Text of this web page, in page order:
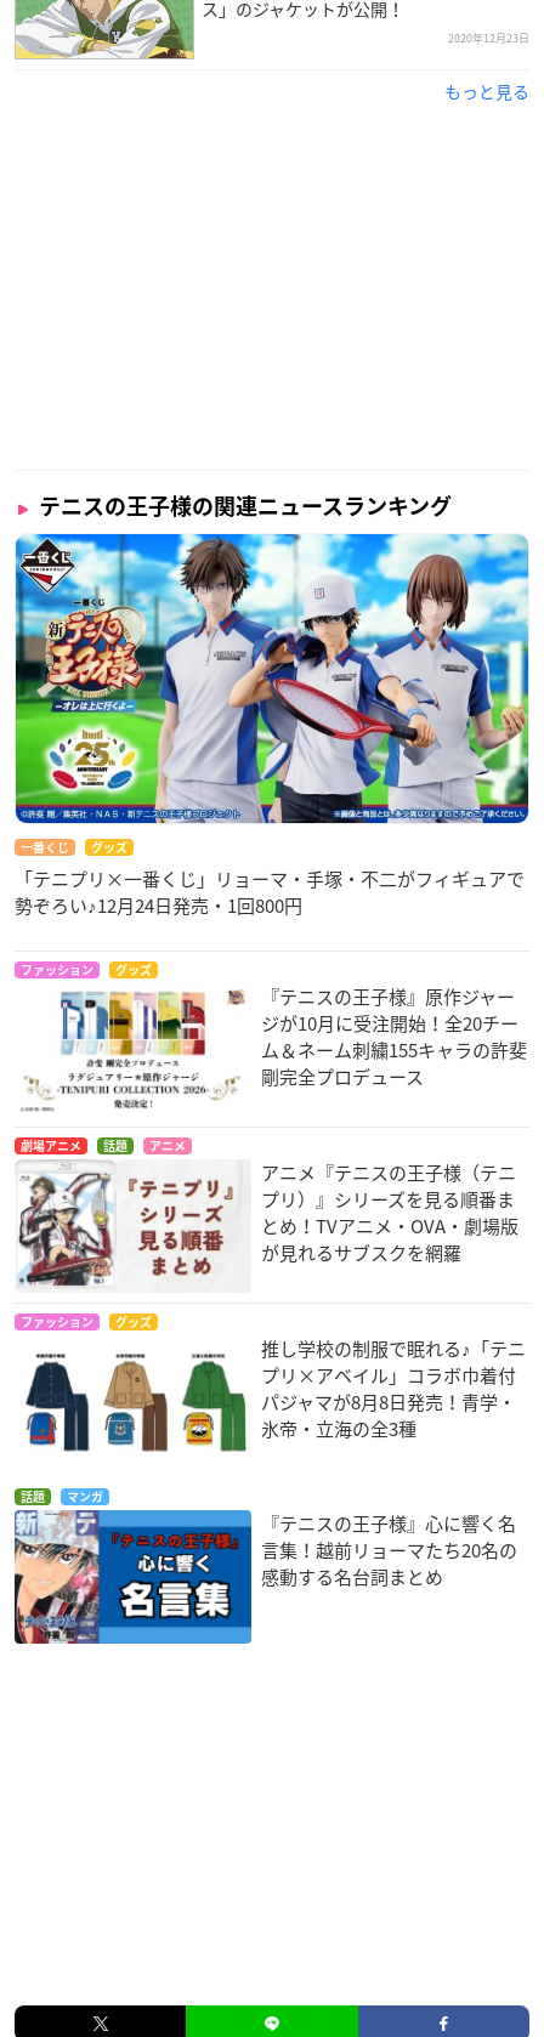
ス」のジャケットが公開！
2020年12月23日
もっと見る
テニスの王子様の関連ニュースランキング
一番くじ グッズ
「テニプリ×一番くじ」リョーマ・手塚・不二がフィギュアで
勢ぞろい♪12月24日発売・1回800円
ファッション グッズ
『テニスの王子様』原作ジャー
ジが10月に受注開始！全20チー
ム＆ネーム刺繍155キャラの許斐
剛完全プロデュース
劇場アニメ 話題 アニメ
アニメ『テニスの王子様（テニ
プリ）』シリーズを見る順番ま
とめ！TVアニメ・OVA・劇場版
が見れるサブスクを網羅
ファッション グッズ
推し学校の制服で眠れる♪「テニ
プリ×アベイル」コラボ巾着付
パジャマが8月8日発売！青学・
氷帝・立海の全3種
話題 マンガ
『テニスの王子様』心に響く名
言集！越前リョーマたち20名の
感動する名台詞まとめ